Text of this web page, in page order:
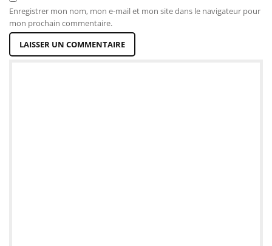
Enregistrer mon nom, mon e-mail et mon site dans le navigateur pour
mon prochain commentaire.